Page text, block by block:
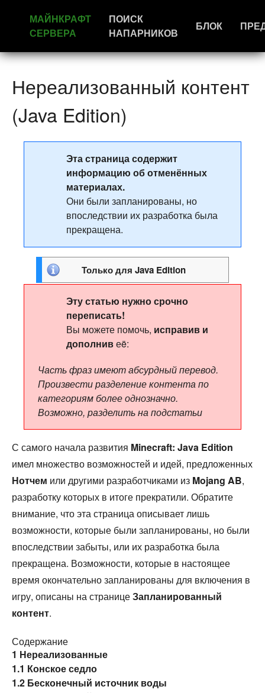
МАЙНКРАФТ
СЕРВЕРА
ПОИСК
НАПАРНИКОВ
БЛОК
Нереализованный контент
(Java Edition)
Эта страница содержит
информацию об отменённых
материалах.
Они были запланированы, но
впоследствии их разработка была
прекращена.
Только дляJava Edition
Эту статью нужно срочно
переписать!
Вы можете помочь, исправив и
дополнивеë:
Часть фраз имеют абсурдный перевод.
Произвести разделение контента по
категориям более однозначно.
Возможно, разделить на подстатьи
С самого начала развития Minecraft: Java Edition
имел множество возможностей и идей, предложенных
Нотчем или другими разработчиками из Mojang AB,
разработку которых в итоге прекратили. Обратите
внимание, что эта страница описывает лишь
возможности, которые были запланированы, но были
впоследствии забыты, или их разработка была
прекращена. Возможности, которые в настоящее
время окончательно запланированы для включения в
игру, описаны на страницеЗапланированный
контент.
Содержание
1 Нереализованные
1.1 Конское седло
1.2 Бесконечный источник воды